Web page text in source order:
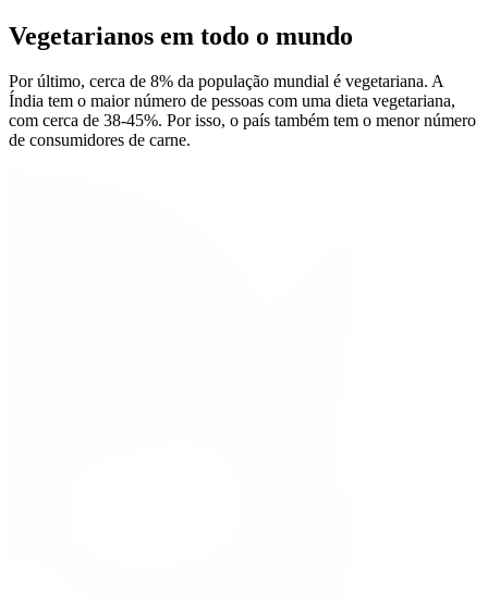
Vegetarianos em todo o mundo
Por último, cerca de 8% da população mundial é vegetariana. A
Índia tem o maior número de pessoas com uma dieta vegetariana,
com cerca de 38-45%. Por isso, o país também tem o menor número
de consumidores de carne.